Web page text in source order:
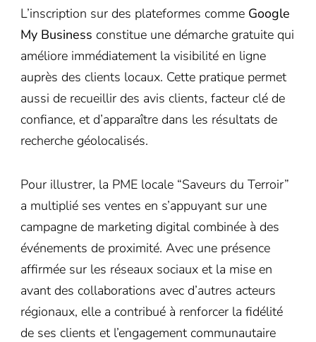
L’inscription sur des plateformes comme Google
My Business constitue une démarche gratuite qui
améliore immédiatement la visibilité en ligne
auprès des clients locaux. Cette pratique permet
aussi de recueillir des avis clients, facteur clé de
confiance, et d’apparaître dans les résultats de
recherche géolocalisés.
Pour illustrer, la PME locale “Saveurs du Terroir”
a multiplié ses ventes en s’appuyant sur une
campagne de marketing digital combinée à des
événements de proximité. Avec une présence
affirmée sur les réseaux sociaux et la mise en
avant des collaborations avec d’autres acteurs
régionaux, elle a contribué à renforcer la fidélité
de ses clients et l’engagement communautaire